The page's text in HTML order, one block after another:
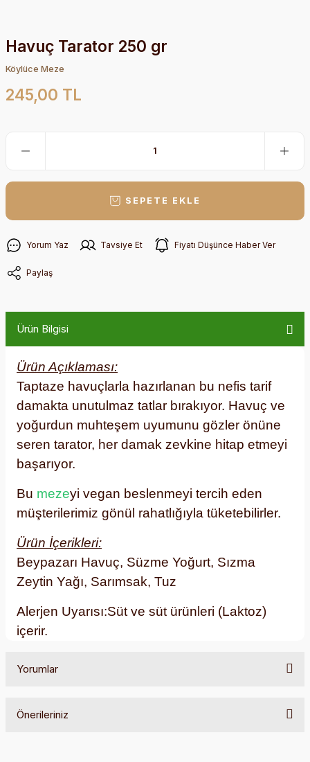
Havuç Tarator 250 gr
Köylüce Meze
245,00 TL
SEPETE EKLE
Yorum Yaz Tavsiye Et Fiyatı Düşünce Haber Ver
Paylaş
Ürün Bilgisi
Ürün Açıklaması:
Taptaze havuçlarla hazırlanan bu nefis tarif
damakta unutulmaz tatlar bırakıyor. Havuç ve
yoğurdun muhteşem uyumunu gözler önüne
seren tarator, her damak zevkine hitap etmeyi
başarıyor.
Bu mezeyi vegan beslenmeyi tercih eden
müşterilerimiz gönül rahatlığıyla tüketebilirler.
Ürün İçerikleri:
Beypazarı Havuç, Süzme Yoğurt, Sızma
Zeytin Yağı, Sarımsak, Tuz
Alerjen Uyarısı:Süt ve süt ürünleri (Laktoz)
içerir.
Yorumlar
Önerileriniz